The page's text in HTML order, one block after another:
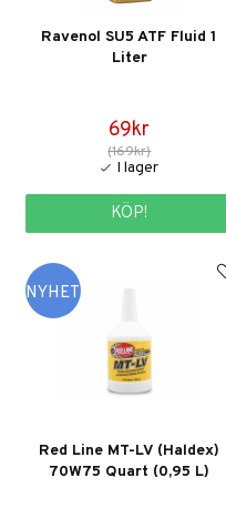
Ravenol SU5 ATF Fluid 1
Liter
69kr
(169kr)
KÖP!
Red Line MT-LV (Haldex)
70W75 Quart (0,95 L)